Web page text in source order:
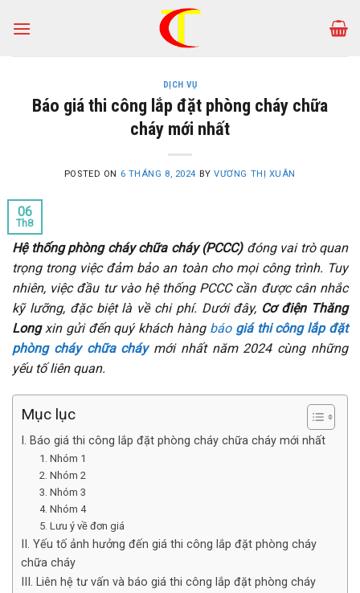
DỊCH VỤ
Báo giá thi công lắp đặt phòng cháy chữa
cháy mới nhất
POSTED ON 6 THÁNG 8, 2024 BYVƯƠNG THỊ XUÂN
06
Th8
Hệ thống phòng cháy chữa cháy (PCCC)đóng vai trò quan
trọng trong việc đảm bảo an toàn cho mọi công trình. Tuy
nhiên, việc đầu tư vào hệ thống PCCC cần được cân nhắc
kỹ lưỡng, đặc biệt là về chi phí. Dưới đây, Cơ điện Thăng
Longxin gửi đến quý khách hàng báo giá thi công lắp đặt
phòng cháy chữa cháy mới nhất năm 2024 cùng những
yếu tố liên quan.
Mục lục
I. Báo giá thi công lắp đặt phòng cháy chữa cháy mới nhất
1. Nhóm 1
2. Nhóm 2
3. Nhóm 3
4. Nhóm 4
5. Lưu ý về đơn giá
II. Yếu tố ảnh hưởng đến giá thi công lắp đặt phòng cháy
chữa cháy
III. Liên hệ tư vấn và báo giá thi công lắp đặt phòng cháy